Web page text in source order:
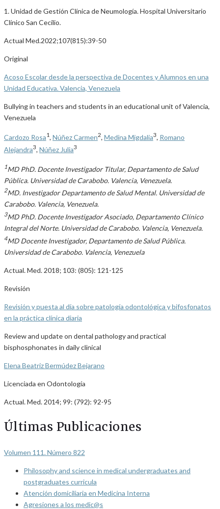
1. Unidad de Gestión Clínica de Neumología. Hospital Universitario
Clínico San Cecilio.
Actual Med.2022;107(815):39-50
Original
Acoso Escolar desde la perspectiva de Docentes y Alumnos en una
Unidad Educativa. Valencia, Venezuela
Bullying in teachers and students in an educational unit of Valencia,
Venezuela
Cardozo Rosa1 Núñez Carmen2 Medina Migdalia3 Romano
Alejandra3, Núñez Julia3
1MD PhD. Docente Investigador Titular, Departamento de Salud
Pública. Universidad de Carabobo. Valencia, Venezuela.
2MD. Investigador Departamento de Salud Mental. Universidad de
Carabobo. Valencia, Venezuela.
3MD PhD. Docente Investigador Asociado, Departamento Clínico
Integral del Norte. Universidad de Carabobo. Valencia, Venezuela.
4MD Docente Investigador, Departamento de Salud Pública.
Universidad de Carabobo. Valencia, Venezuela
Actual. Med. 2018; 103: (805): 121-125
Revisión
Revisión y puesta al día sobre patología odontológica y bifosfonatos
en la práctica clínica diaria
Review and update on dental pathology and practical
bisphosphonates in daily clinical
Elena Beatriz Bermúdez Bejarano
Licenciada en Odontología
Actual. Med. 2014; 99: (792): 92-95
Últimas Publicaciones
Volumen 111. Número 822
Philosophy and science in medical undergraduates and
postgraduates curricula
Atención domiciliaria en Medicina Interna
Agresiones a los medic@s